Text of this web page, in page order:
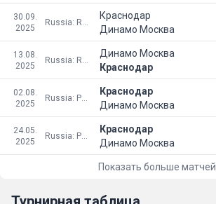
30.09.
2025
Краснодар
Динамо Москва
13.08.
2025
Динамо Москва
Краснодар
02.08.
2025
Краснодар
Динамо Москва
24.05.
2025
Краснодар
Динамо Москва
Показать больше матчей